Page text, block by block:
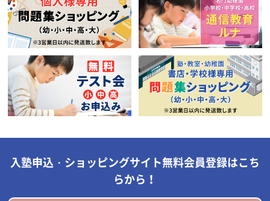
入塾申込・ショッピングサイト無料会員登録はこち
らから！